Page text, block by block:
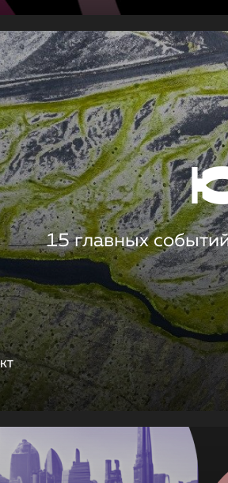
15 главных